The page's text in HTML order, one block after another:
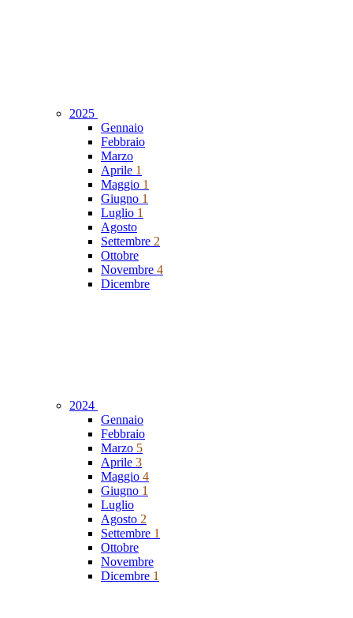
2025
Gennaio
Febbraio
Marzo
Aprile 1
Maggio 1
Giugno 1
Luglio 1
Agosto
Settembre 2
Ottobre
Novembre 4
Dicembre
2024
Gennaio
Febbraio
Marzo 5
Aprile 3
Maggio 4
Giugno 1
Luglio
Agosto 2
Settembre 1
Ottobre
Novembre
Dicembre 1